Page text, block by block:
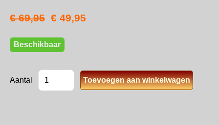
€ 69,95 € 49,95
Beschikbaar
Aantal